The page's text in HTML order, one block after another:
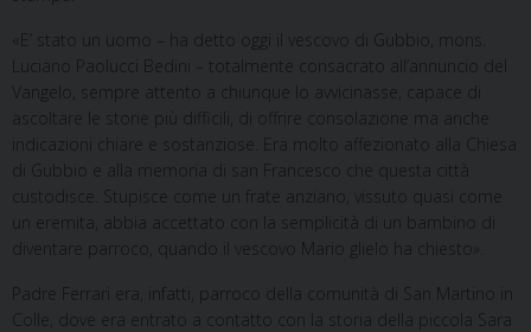
«E’ stato un uomo – ha detto oggi il vescovo di Gubbio, mons.
Luciano Paolucci Bedini – totalmente consacrato all’annuncio del
Vangelo, sempre attento a chiunque lo avvicinasse, capace di
ascoltare le storie più difficili, di offrire consolazione ma anche
indicazioni chiare e sostanziose. Era molto affezionato alla Chiesa
di Gubbio e alla memoria di san Francesco che questa città
custodisce. Stupisce come un frate anziano, vissuto quasi come
un eremita, abbia accettato con la semplicità di un bambino di
diventare parroco, quando il vescovo Mario glielo ha chiesto».
Padre Ferrari era, infatti, parroco della comunità di San Martino in
Colle, dove era entrato a contatto con la storia della piccola Sara